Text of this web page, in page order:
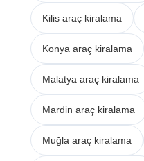
Kilis araç kiralama
Konya araç kiralama
Malatya araç kiralama
Mardin araç kiralama
Muğla araç kiralama